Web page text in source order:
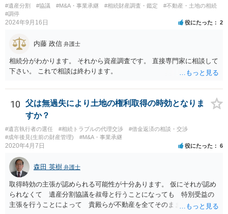
#遺産分割 #協議 #M&A・事業承継 #相続財産調査・鑑定
#不動産・土地の相続
#調停
2024年9月16日 役にたった 2
内藤 政信 弁護士
相続分がわかります。 それから資産調査です。 直接専門家に相談して
下さい。 これで相談は終わります。
10
父は無過失により土地の権利取得の時効となりま
すか？
#遺言執行者の選任 #相続トラブルの代理交渉
#借金返済の相談・交渉
#成年後見(生前の財産管理)
#M&A・事業承継
2020年4月7日 役にたった 6
森田 英樹 弁護士
取得時効の主張が認められる可能性が十分あります。 仮にそれが認め
られなくて 遺産分割協議を叔母と行うことになっても 特別受益の
主張を行うことによって 貴殿らが不動産を全てそのまま取得できる